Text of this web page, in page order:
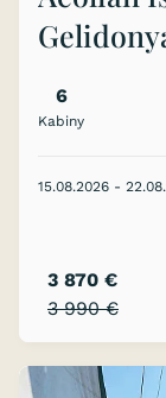
6
Kabiny
15.08.2026 -
3 990 €
3 870 €